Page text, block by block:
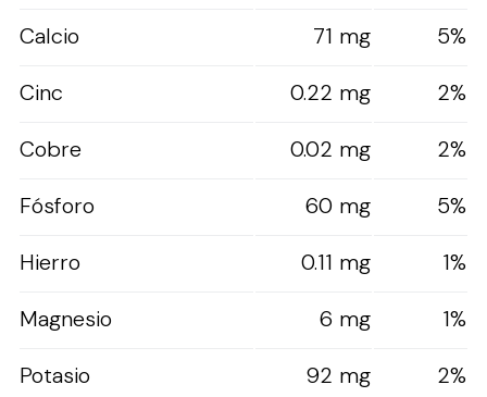
Calcio
71 mg
5%
Cinc
0.22 mg
2%
Cobre
0.02 mg
2%
Fósforo
60 mg
5%
Hierro
0.11 mg
1%
Magnesio
6 mg
1%
Potasio
92 mg
2%